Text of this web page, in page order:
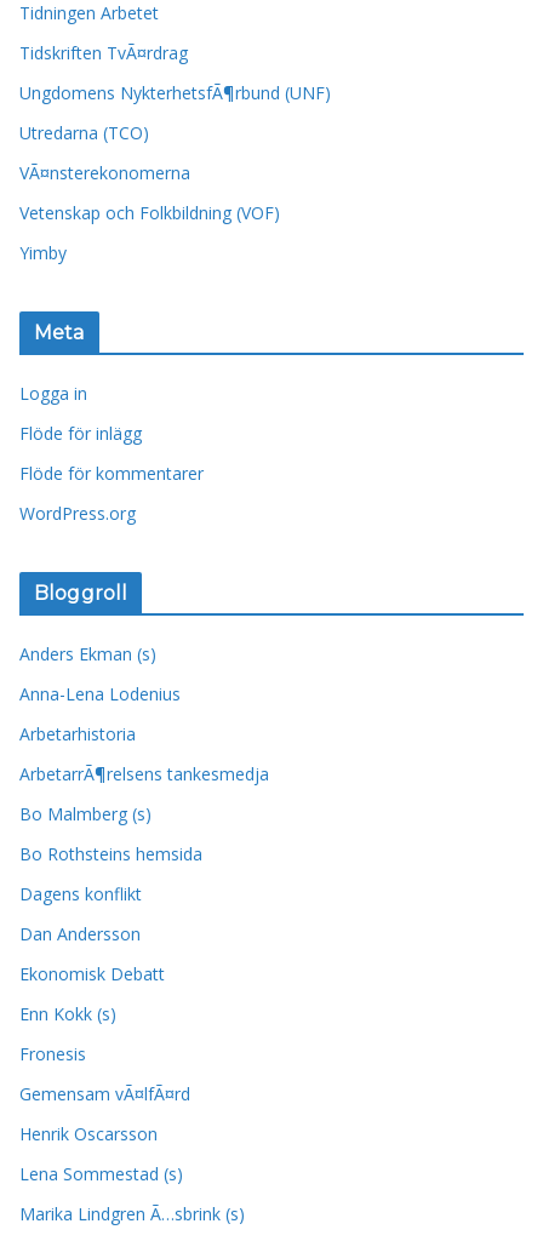
Tidningen Arbetet
Tidskriften TvÃ¤rdrag
Ungdomens NykterhetsfÃ¶rbund (UNF)
Utredarna (TCO)
VÃ¤nsterekonomerna
Vetenskap och Folkbildning (VOF)
Yimby
Meta
Logga in
Flöde för inlägg
Flöde för kommentarer
WordPress.org
Bloggroll
Anders Ekman (s)
Anna-Lena Lodenius
Arbetarhistoria
ArbetarrÃ¶relsens tankesmedja
Bo Malmberg (s)
Bo Rothsteins hemsida
Dagens konflikt
Dan Andersson
Ekonomisk Debatt
Enn Kokk (s)
Fronesis
Gemensam vÃ¤lfÃ¤rd
Henrik Oscarsson
Lena Sommestad (s)
Marika Lindgren Ã…sbrink (s)